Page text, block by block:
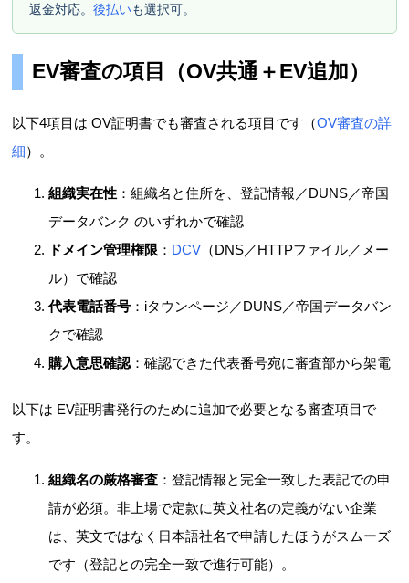
返金対応。後払いも選択可。
EV審査の項目（OV共通＋EV追加）
以下4項目は OV証明書でも審査される項目です（OV審査の詳
細）。
組織実在性 ：組織名と住所を、登記情報／DUNS／帝国
データバンク のいずれかで確認
ドメイン管理権限 ： DCV （DNS／HTTPファイル／メー
ル）で確認
代表電話番号 ：iタウンページ／DUNS／帝国データバン
クで確認
購入意思確認 ：確認できた代表番号宛に審査部から架電
以下は EV証明書発行のために追加で必要となる審査項目で
す。
組織名の厳格審査 ：登記情報と完全一致した表記での申
請が必須。非上場で定款に英文社名の定義がない企業
は、英文ではなく日本語社名で申請したほうがスムーズ
です（登記との完全一致で進行可能）。